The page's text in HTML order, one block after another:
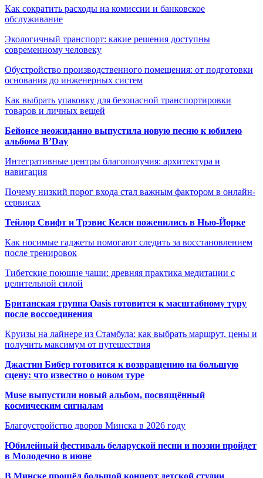
Как сократить расходы на комиссии и банковское
обслуживание
Экологичный транспорт: какие решения доступны
современному человеку
Обустройство производственного помещения: от подготовки
основания до инженерных систем
Как выбрать упаковку для безопасной транспортировки
товаров и личных вещей
Бейонсе неожиданно выпустила новую песню к юбилею
альбома B’Day
Интегративные центры благополучия: архитектура и
навигация
Почему низкий порог входа стал важным фактором в онлайн-
сервисах
Тейлор Свифт и Трэвис Келси поженились в Нью-Йорке
Как носимые гаджеты помогают следить за восстановлением
после тренировок
Тибетские поющие чаши: древняя практика медитации с
целительной силой
Британская группа Oasis готовится к масштабному туру
после воссоединения
Круизы на лайнере из Стамбула: как выбрать маршрут, цены и
получить максимум от путешествия
Джастин Бибер готовится к возвращению на большую
сцену: что известно о новом туре
Muse выпустили новый альбом, посвящённый
космическим сигналам
Благоустройство дворов Минска в 2026 году
Юбилейный фестиваль беларуской песни и поэзии пройдет
в Молодечно в июне
В Минске прошёл большой концерт детской студии